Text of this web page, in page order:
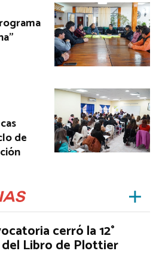
de
cerró la 12°
del Libro de Plottier